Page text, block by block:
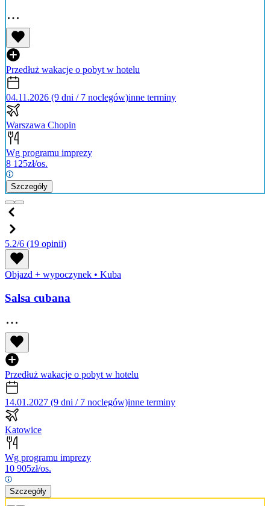
Przedłuż wakacje o pobyt w hotelu
04.11.2026 (9 dni / 7 noclegów)inne terminy
Warszawa Chopin
Wg programu imprezy
8 125zł/os.
Szczegóły
5.2/6 (19 opinii)
Objazd + wypoczynek • Kuba
Salsa cubana
Przedłuż wakacje o pobyt w hotelu
14.01.2027 (9 dni / 7 noclegów)inne terminy
Katowice
Wg programu imprezy
10 905zł/os.
Szczegóły